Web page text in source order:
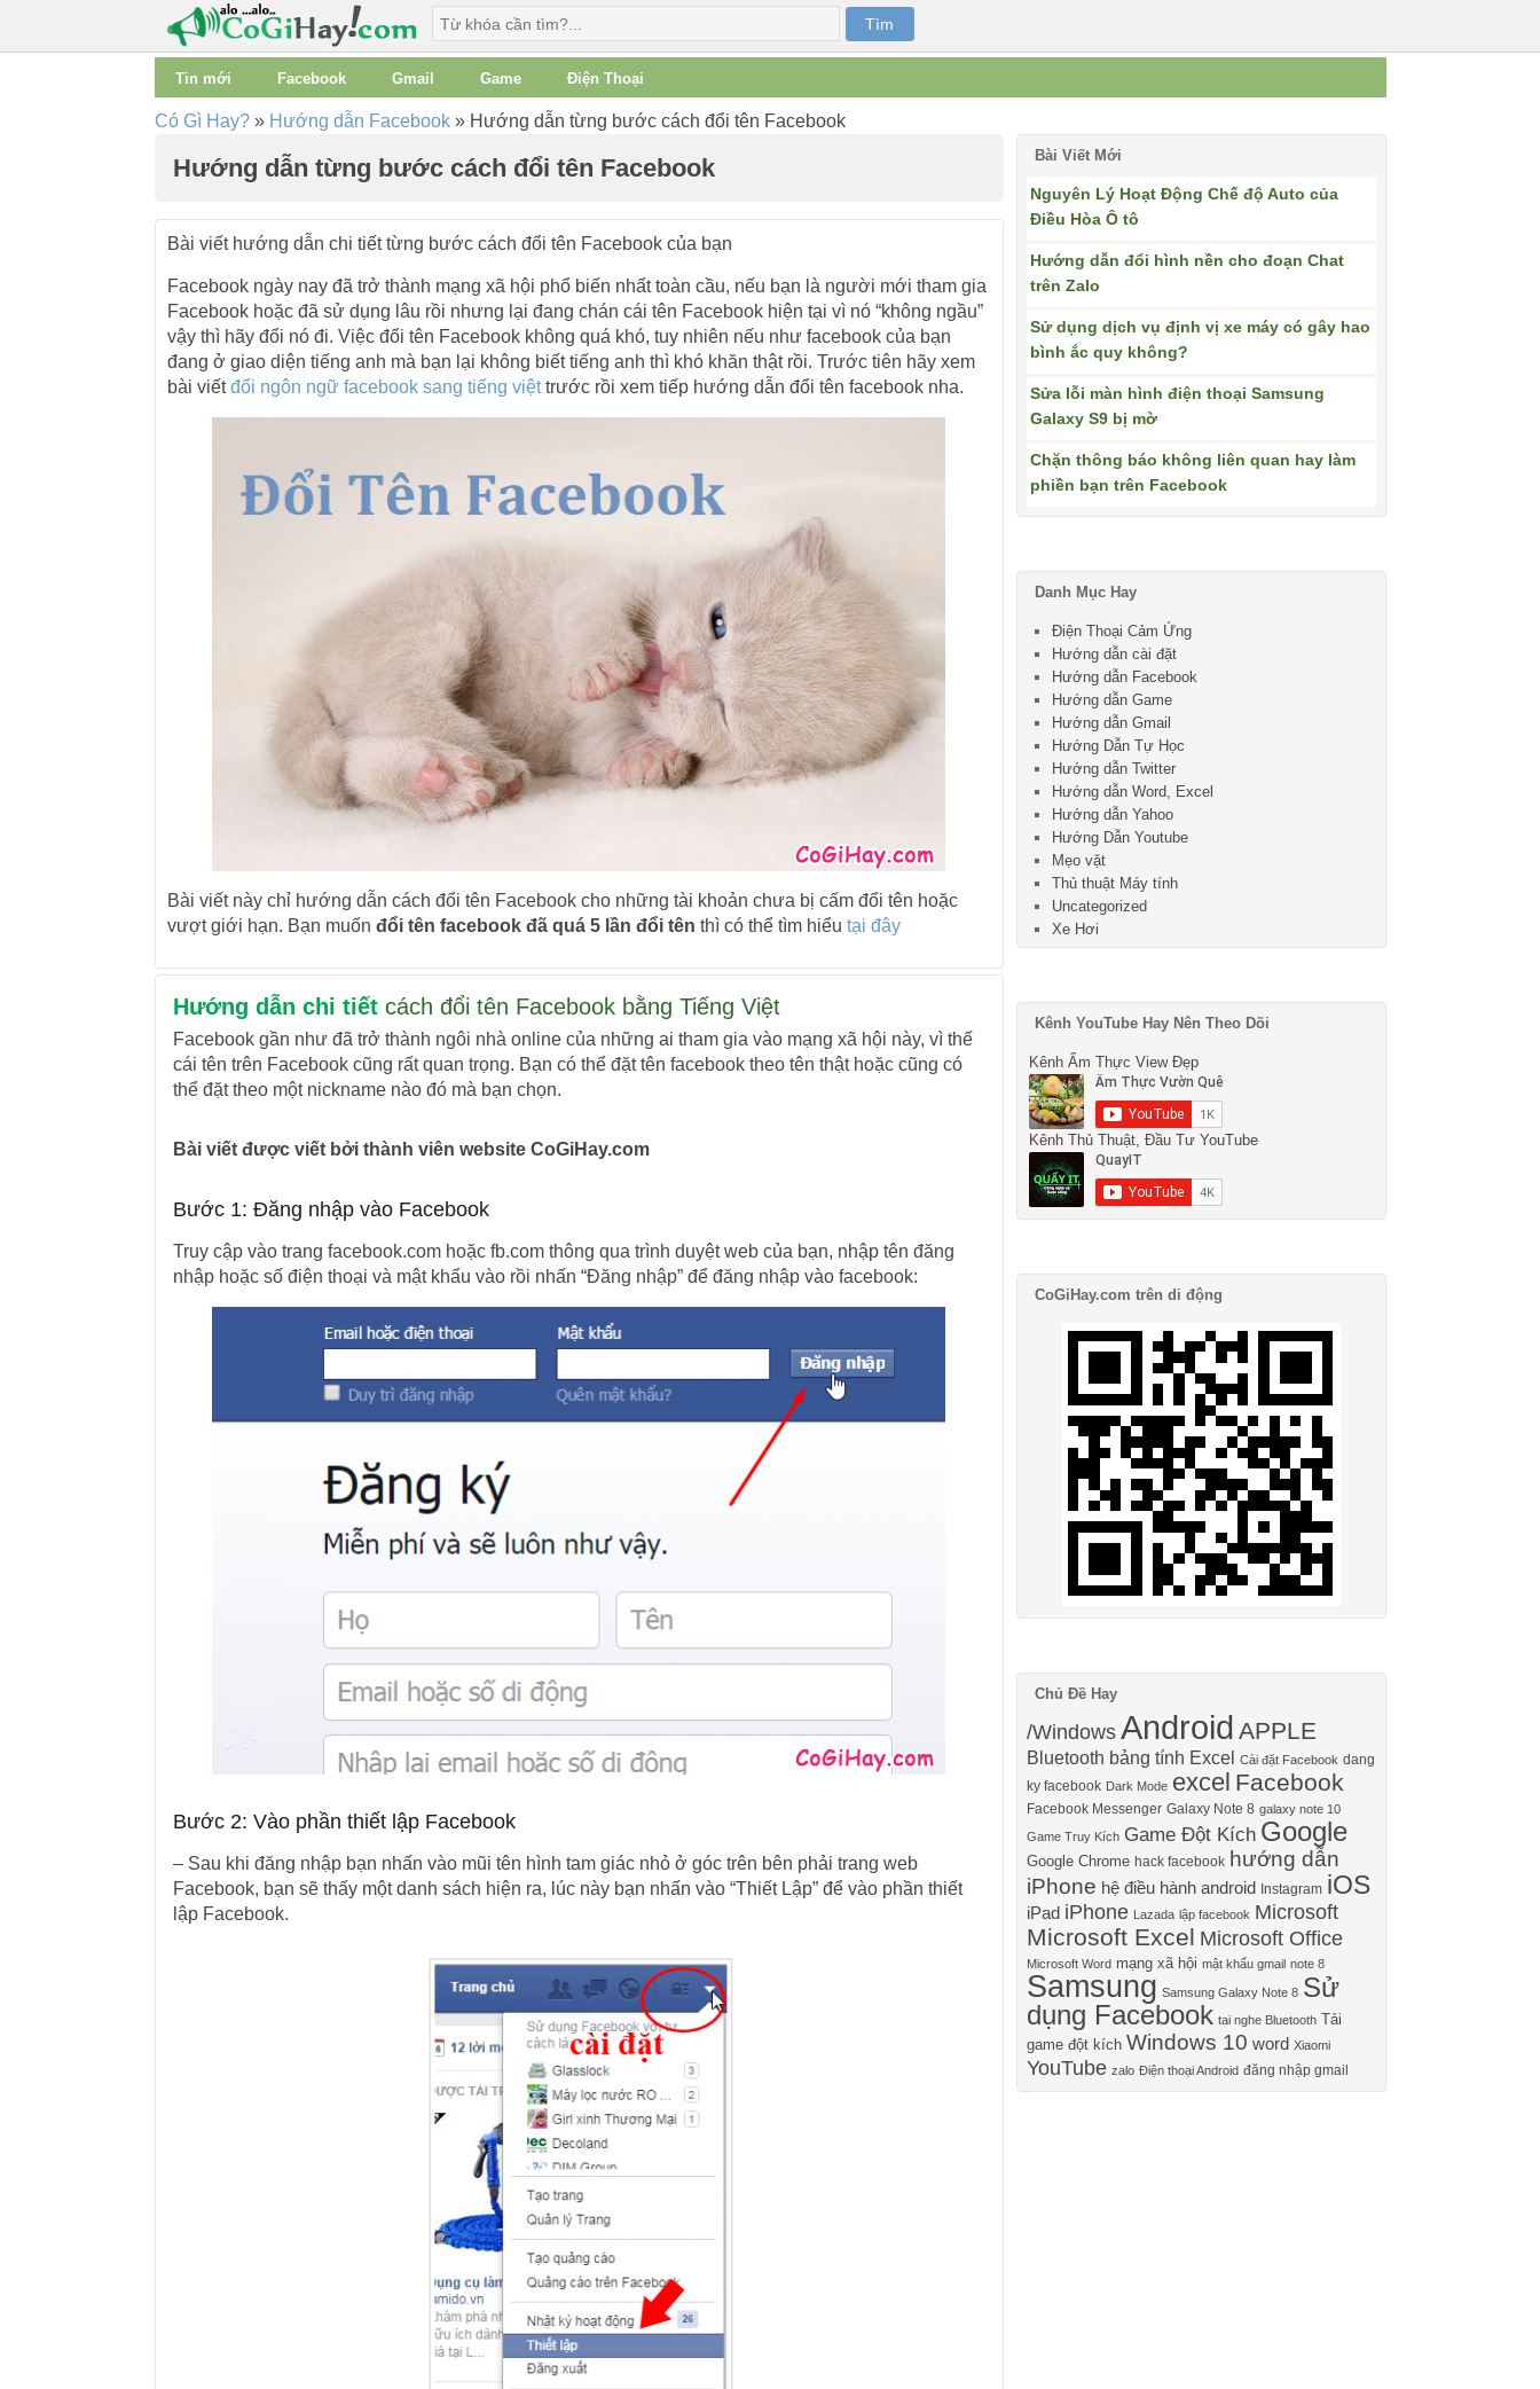
Tin mới Facebook Gmail Game Điện Thoại
Có Gì Hay? » Hướng dẫn Facebook »Hướng dẫn từng bước cách đổi tên Facebook
Hướng dẫn từng bước cách đổi tên Facebook
Bài viết hướng dẫn chi tiết từng bước cách đổi tên Facebook của bạn
Facebook ngày nay đã trở thành mạng xã hội phổ biến nhất toàn cầu, nếu bạn là người mới tham gia
Facebook hoặc đã sử dụng lâu rồi nhưng lại đang chán cái tên Facebook hiện tại vì nó “không ngầu”
vậy thì hãy đổi nó đi. Việc đổi tên Facebook không quá khó, tuy nhiên nếu như facebook của bạn
đang ở giao diện tiếng anh mà bạn lại không biết tiếng anh thì khó khăn thật rồi. Trước tiên hãy xem
bài viếtđổi ngôn ngữ facebook sang tiếng việttrước rồi xem tiếp hướng dẫn đổi tên facebook nha.
Bài viết này chỉ hướng dẫn cách đổi tên Facebook cho những tài khoản chưa bị cấm đổi tên hoặc
vượt giới hạn. Bạn muốn đổi tên facebook đã quá 5 lần đổi tên thì có thể tìm hiểu tại đây
Hướng dẫn chi tiết cách đổi tên Facebook bằng Tiếng Việt
Facebook gần như đã trở thành ngôi nhà online của những ai tham gia vào mạng xã hội này, vì thế
cái tên trên Facebook cũng rất quan trọng. Bạn có thể đặt tên facebook theo tên thật hoặc cũng có
thể đặt theo một nickname nào đó mà bạn chọn.
Bài viết được viết bởi thành viên website CoGiHay.com
Bước 1: Đăng nhập vào Facebook
Truy cập vào trang facebook.com hoặc fb.com thông qua trình duyệt web của bạn, nhập tên đăng
nhập hoặc số điện thoại và mật khẩu vào rồi nhấn “Đăng nhập” để đăng nhập vào facebook:
Bước 2: Vào phần thiết lập Facebook
– Sau khi đăng nhập bạn nhấn vào mũi tên hình tam giác nhỏ ở góc trên bên phải trang web
Facebook, bạn sẽ thấy một danh sách hiện ra, lúc này bạn nhấn vào “Thiết Lập” để vào phần thiết
lập Facebook.
Bài Viết Mới
Nguyên Lý Hoạt Động Chế độ Auto của
Điều Hòa Ô tô
Hướng dẫn đổi hình nền cho đoạn Chat
trên Zalo
Sử dụng dịch vụ định vị xe máy có gây hao
bình ắc quy không?
Sửa lỗi màn hình điện thoại Samsung
Galaxy S9 bị mờ
Chặn thông báo không liên quan hay làm
phiền bạn trên Facebook
Danh Mục Hay
Điện Thoại Cảm Ứng
Hướng dẫn cài đặt
Hướng dẫn Facebook
Hướng dẫn Game
Hướng dẫn Gmail
Hướng Dẫn Tự Học
Hướng dẫn Twitter
Hướng dẫn Word, Excel
Hướng dẫn Yahoo
Hướng Dẫn Youtube
Mẹo vặt
Thủ thuật Máy tính
Uncategorized
Xe Hơi
Kênh YouTube Hay Nên Theo Dõi
Kênh Ẩm Thực View Đẹp
Kênh Thủ Thuật, Đầu Tư YouTube
CoGiHay.com trên di động
Chủ Đề Hay
/Windows Android APPLE
Bluetooth bảng tính Excel Cài đặt Facebook dang
ky facebook Dark Mode excel Facebook
Facebook Messenger Galaxy Note 8 galaxy note 10
Game Truy Kích Game Đột Kích Google
Google Chrome hack facebook hướng dẫn
iPhone hệ điều hành android Instagram iOS
iPad iPhone Lazada lập facebook Microsoft
Microsoft Excel Microsoft Office
Microsoft Word mạng xã hội mật khẩu gmail note 8
Samsung Samsung Galaxy Note 8 Sử
dụng Facebook tai nghe Bluetooth Tải
game đột kích Windows 10 word Xiaomi
YouTube zalo Điện thoại Android đăng nhập gmail